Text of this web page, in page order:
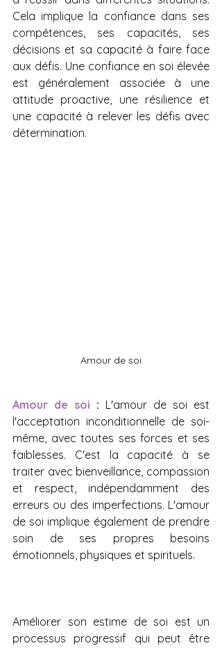
Cela implique la confiance dans ses
compétences, ses capacités, ses
décisions et sa capacité à faire face
aux défis. Une confiance en soi élevée
est généralement associée à une
attitude proactive, une résilience et
une capacité à relever les défis avec
détermination.
Amour de soi
Amour de soi : L'amour de soi est
l'acceptation inconditionnelle de soi-
même, avec toutes ses forces et ses
faiblesses. C'est la capacité à se
traiter avec bienveillance, compassion
et respect, indépendamment des
erreurs ou des imperfections. L'amour
de soi implique également de prendre
soin de ses propres besoins
émotionnels, physiques et spirituels.
Améliorer son estime de soi est un
processus progressif qui peut être